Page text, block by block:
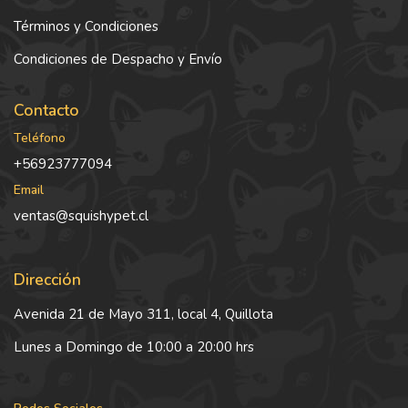
Términos y Condiciones
Condiciones de Despacho y Envío
Contacto
Teléfono
+56923777094
Email
ventas@squishypet.cl
Dirección
Avenida 21 de Mayo 311, local 4, Quillota
Lunes a Domingo de 10:00 a 20:00 hrs